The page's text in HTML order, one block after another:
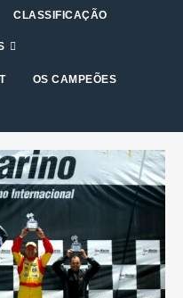
CLASSIFICAÇÃO
OS CAMPEÕES